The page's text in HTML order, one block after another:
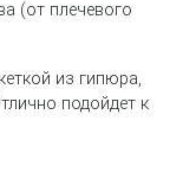
(от плечевого
из гипюра,
подойдет к